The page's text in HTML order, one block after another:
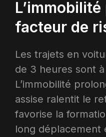
facteur de
Les trajets en
de 3 heures sont
L’immobilité
assise ralentit le
favorise la
long déplacement